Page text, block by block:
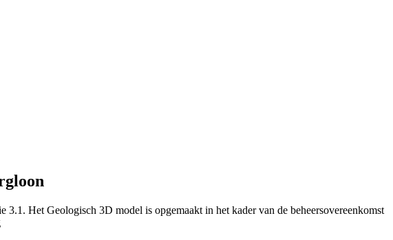
Het Geologisch 3D model is opgemaakt in het kader van de beheersovereenkomst